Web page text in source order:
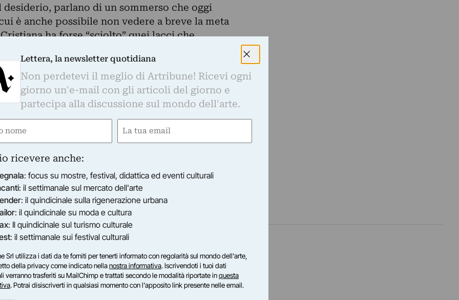
desiderio, parlano di un sommerso che oggi
è anche possibile non vedere a breve la meta
ha forse “sciolto” quei lacci che
e in Svincoli e comincia a percorrere
un nuovo, proprio cammino.
non possono “imprigionare” e l’alfabeto
riempiendo tele che non sono più bianche
tele di iuta, il vacuo contesto e la
e la tela è piena, oltre le Linee di
tutte le lettere del suo alfabeto. Forse che
di quelle trame perdute di cui parlava Elio
Lettera, la newsletter quotidiana
Non perdetevi il meglio di Artribune! Ricevi ogni
giorno un'e-mail con gli articoli del giorno e
partecipa alla discussione sul mondo dell'arte.
Email
ricevere anche:
: focus su mostre, festival, didattica ed eventi culturali
: il settimanale sul mercato dell'arte
: il quindicinale sulla rigenerazione urbana
: il quindicinale su moda e cultura
: Il quindicinale sul turismo culturale
: il settimanale sui festival culturali
Srl utilizza i dati da te forniti per tenerti informato con regolarità sul mondo dell'arte,
della privacy come indicato nellanostra informativa. Iscrivendoti i tuoi dati
verranno trasferiti su MailChimp e trattati secondo le modalità riportate inquesta
. Potrai disiscriverti in qualsiasi momento con l'apposito link presente nelle email.